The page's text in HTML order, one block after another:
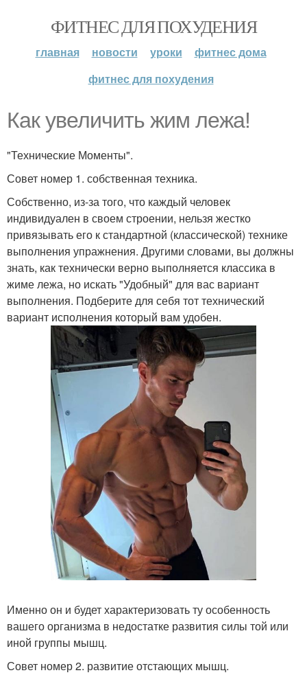
ФИТНЕС ДЛЯ ПОХУДЕНИЯ
главная новости уроки
фитнес дома
фитнес для похудения
Как увеличить жим лежа!
"Технические Моменты".
Совет номер 1. собственная техника.
Собственно, из-за того, что каждый человек
индивидуален в своем строении, нельзя жестко
привязывать его к стандартной (классической) технике
выполнения упражнения. Другими словами, вы должны
знать, как технически верно выполняется классика в
жиме лежа, но искать "Удобный" для вас вариант
выполнения. Подберите для себя тот технический
вариант исполнения который вам удобен.
Именно он и будет характеризовать ту особенность
вашего организма в недостатке развития силы той или
иной группы мышц.
Совет номер 2. развитие отстающих мышц.